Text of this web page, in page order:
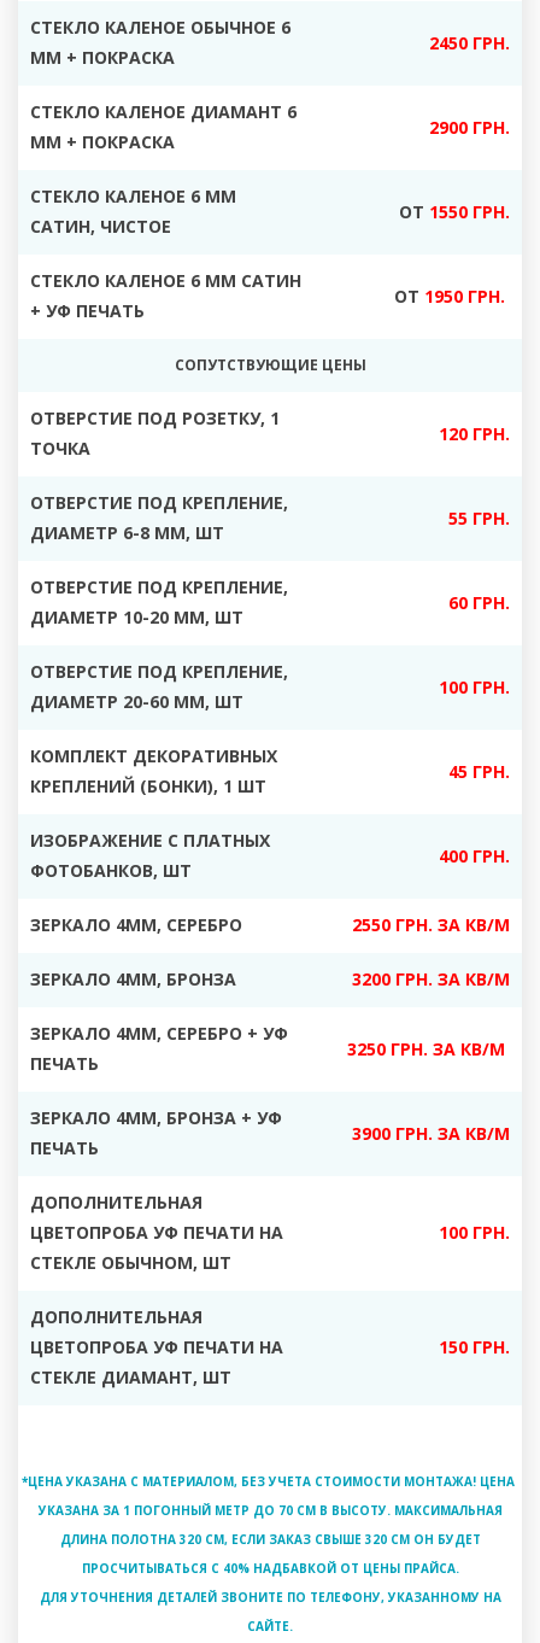
СТЕКЛО КАЛЕНОЕ ОБЫЧНОЕ 6
ММ + ПОКРАСКА
2450 ГРН.
СТЕКЛО КАЛЕНОЕ ДИАМАНТ 6
ММ + ПОКРАСКА
2900 ГРН.
СТЕКЛО КАЛЕНОЕ 6 ММ
САТИН, ЧИСТОЕ
ОТ 1550 ГРН.
СТЕКЛО КАЛЕНОЕ 6 ММ САТИН
+ УФ ПЕЧАТЬ
ОТ 1950 ГРН.
СОПУТСТВУЮЩИЕ ЦЕНЫ
ОТВЕРСТИЕ ПОД РОЗЕТКУ, 1
ТОЧКА
120 ГРН.
ОТВЕРСТИЕ ПОД КРЕПЛЕНИЕ,
ДИАМЕТР 6-8 ММ, ШТ
55 ГРН.
ОТВЕРСТИЕ ПОД КРЕПЛЕНИЕ,
ДИАМЕТР 10-20 ММ, ШТ
60 ГРН.
ОТВЕРСТИЕ ПОД КРЕПЛЕНИЕ,
ДИАМЕТР 20-60 ММ, ШТ
100 ГРН.
КОМПЛЕКТ ДЕКОРАТИВНЫХ
КРЕПЛЕНИЙ (БОНКИ), 1 ШТ
45 ГРН.
ИЗОБРАЖЕНИЕ С ПЛАТНЫХ
ФОТОБАНКОВ, ШТ
400 ГРН.
ЗЕРКАЛО 4ММ, СЕРЕБРО 2550 ГРН. ЗА КВ/М
ЗЕРКАЛО 4ММ, БРОНЗА 3200 ГРН. ЗА КВ/М
ЗЕРКАЛО 4ММ, СЕРЕБРО + УФ
ПЕЧАТЬ
3250 ГРН. ЗА КВ/М
ЗЕРКАЛО 4ММ, БРОНЗА + УФ
ПЕЧАТЬ
3900 ГРН. ЗА КВ/М
ДОПОЛНИТЕЛЬНАЯ
ЦВЕТОПРОБА УФ ПЕЧАТИ НА
СТЕКЛЕ ОБЫЧНОМ, ШТ
100 ГРН.
ДОПОЛНИТЕЛЬНАЯ
ЦВЕТОПРОБА УФ ПЕЧАТИ НА
СТЕКЛЕ ДИАМАНТ, ШТ
150 ГРН.
*ЦЕНА УКАЗАНА С МАТЕРИАЛОМ, БЕЗ УЧЕТА СТОИМОСТИ МОНТАЖА! ЦЕНА
УКАЗАНА ЗА 1 ПОГОННЫЙ МЕТР ДО 70 СМ В ВЫСОТУ. МАКСИМАЛЬНАЯ
ДЛИНА ПОЛОТНА 320 СМ, ЕСЛИ ЗАКАЗ СВЫШЕ 320 СМ ОН БУДЕТ
ПРОСЧИТЫВАТЬСЯ С 40% НАДБАВКОЙ ОТ ЦЕНЫ ПРАЙСА.
ДЛЯ УТОЧНЕНИЯ ДЕТАЛЕЙ ЗВОНИТЕ ПО ТЕЛЕФОНУ, УКАЗАННОМУ НА
САЙТЕ.